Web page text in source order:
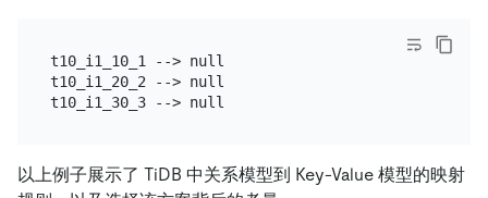
t10_i1_10_1 --> null
t10_i1_20_2 --> null
以上例子展示了 TiDB 中关系模型到 Key-Value 模型的映射